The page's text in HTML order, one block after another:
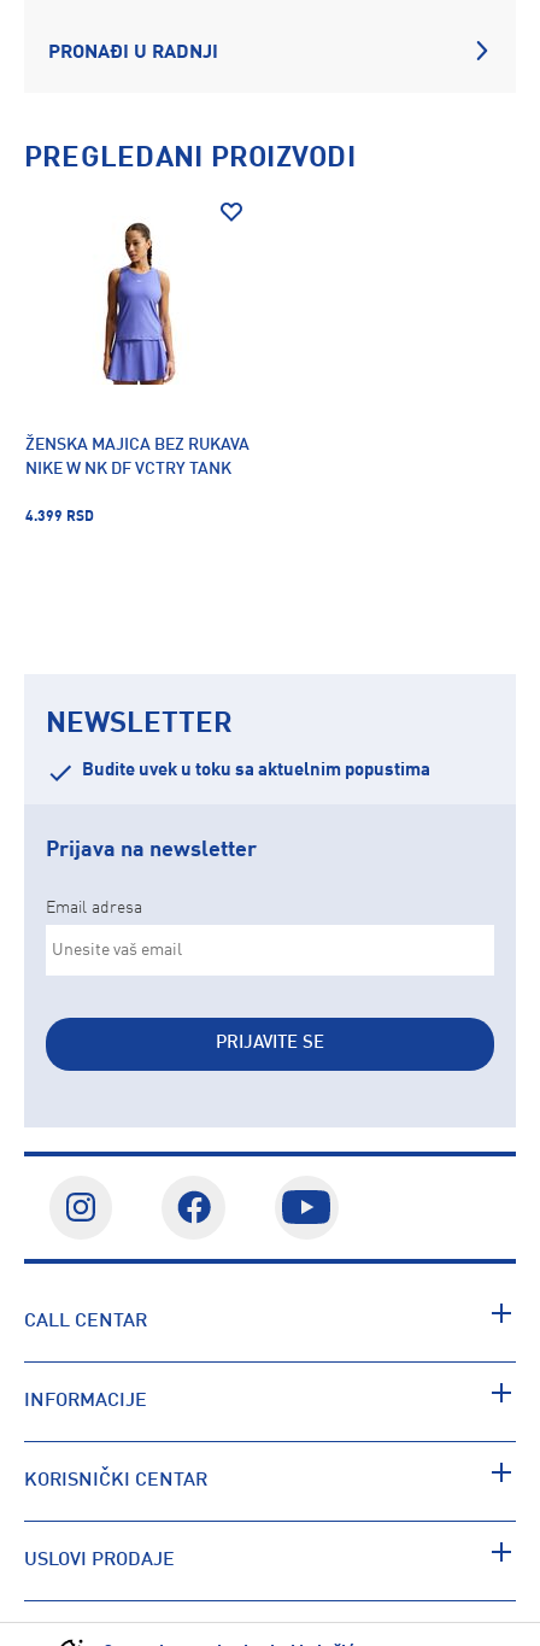
PRONAĐI U RADNJI
PREGLEDANI PROIZVODI
ŽENSKA MAJICA BEZ RUKAVA
NIKE W NK DF VCTRY TANK
4.399 RSD
NEWSLETTER
Budite uvek u toku sa aktuelnim popustima
Prijava na newsletter
Email adresa
PRIJAVITE SE
CALL CENTAR
INFORMACIJE
KORISNIČKI CENTAR
USLOVI PRODAJE
PRONAĐI RADNJU